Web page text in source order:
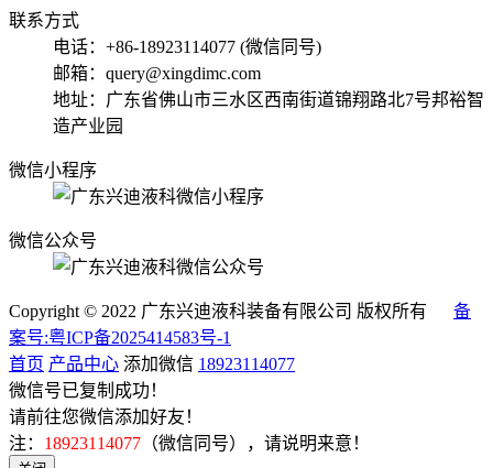
联系方式
电话：+86-18923114077 (微信同号)
邮箱：query@xingdimc.com
地址：广东省佛山市三水区西南街道锦翔路北7号邦裕智
造产业园
微信小程序
微信公众号
Copyright © 2022 广东兴迪液科装备有限公司 版权所有 备
案号:粤ICP备2025414583号-1
首页 产品中心 添加微信 18923114077
微信号已复制成功！
请前往您微信添加好友！
注： 18923114077 （微信同号），请说明来意！